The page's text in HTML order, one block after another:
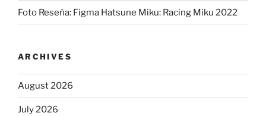
Foto Reseña: Figma Hatsune Miku: Racing Miku 2022
ARCHIVES
August 2026
July 2026